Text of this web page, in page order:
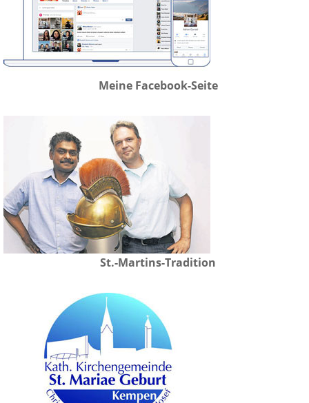
Meine Facebook-Seite
St.-Martins-Tradition